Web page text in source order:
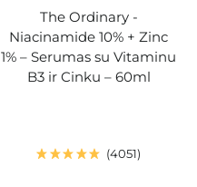
The Ordinary -
Niacinamide 10% + Zinc
1% – Serumas su Vitaminu
B3 ir Cinku – 60ml
4051